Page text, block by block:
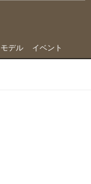
デル イベント